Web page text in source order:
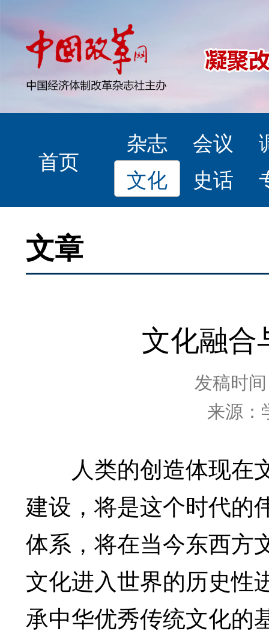
首页
杂志 会议
文化
史话
文章
文化融合
发稿时
来源：
人类的创造体现在
建设，将是这个时代的
体系，将在当今东西方
文化进入世界的历史性
承中华优秀传统文化的